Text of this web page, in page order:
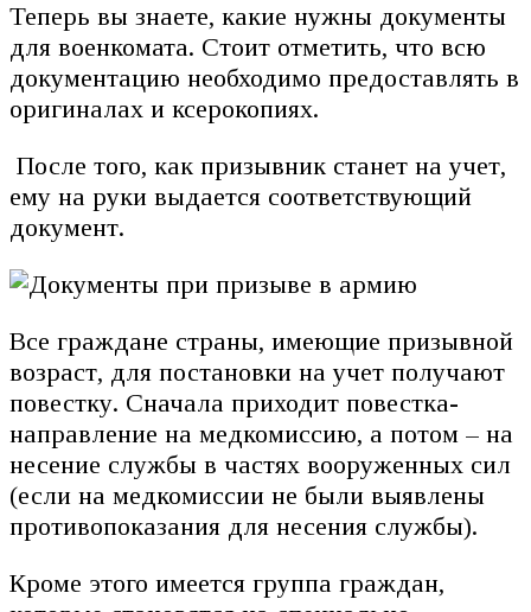
Теперь вы знаете, какие нужны документы
для военкомата. Стоит отметить, что всю
документацию необходимо предоставлять в
оригиналах и ксерокопиях.
После того, как призывник станет на учет,
ему на руки выдается соответствующий
документ.
Все граждане страны, имеющие призывной
возраст, для постановки на учет получают
повестку. Сначала приходит повестка-
направление на медкомиссию, а потом – на
несение службы в частях вооруженных сил
(если на медкомиссии не были выявлены
противопоказания для несения службы).
Кроме этого имеется группа граждан,